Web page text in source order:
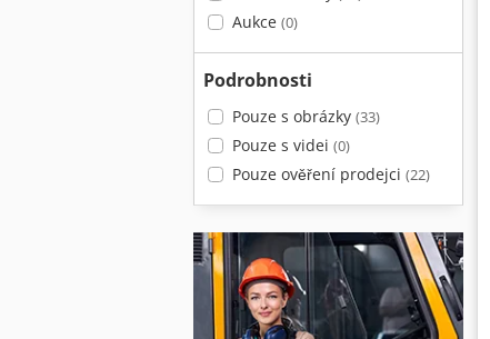
Aukce (0)
Podrobnosti
Pouze s obrázky (33)
Pouze s videi (0)
Pouze ověření prodejci (22)